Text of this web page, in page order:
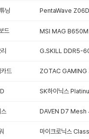
닝 PentaWave
드 MSI MAG B650M
G.SKILL DDR5-
드 ZOTAC
SK하이닉스
DAVEN D7 Mesh
마이크로닉스